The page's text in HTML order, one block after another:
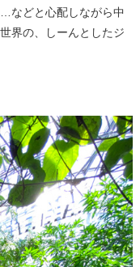
などと心配しながら中
界の、しーんとしたジ